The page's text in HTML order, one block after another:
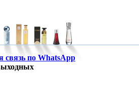
связь по WhatsApp